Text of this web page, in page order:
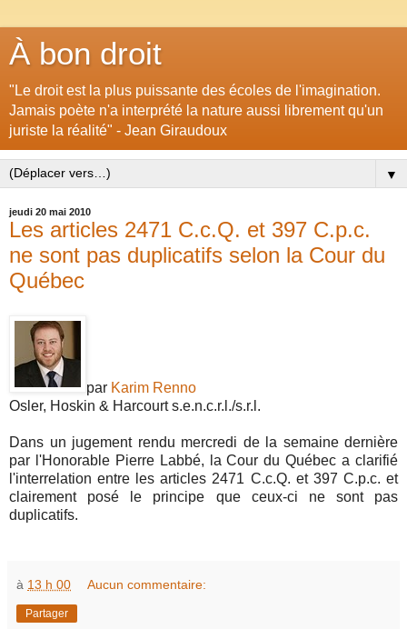
À bon droit
"Le droit est la plus puissante des écoles de l'imagination.
Jamais poète n'a interprété la nature aussi librement qu'un
juriste la réalité" - Jean Giraudoux
▼
jeudi 20 mai 2010
Les articles 2471 C.c.Q. et 397 C.p.c.
ne sont pas duplicatifs selon la Cour du
Québec
par Karim Renno
Osler, Hoskin & Harcourt s.e.n.c.r.l./s.r.l.
Dans un jugement rendu mercredi de la semaine dernière
par l'Honorable Pierre Labbé, la Cour du Québec a clarifié
l'interrelation entre les articles 2471 C.c.Q. et 397 C.p.c. et
clairement posé le principe que ceux-ci ne sont pas
duplicatifs.
à 13 h 00 Aucun commentaire:
Partager